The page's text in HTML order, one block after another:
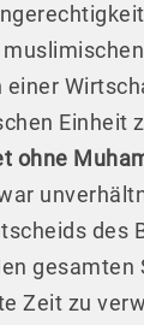
einer
Einheit
ohne
des
gesamten
Zeit zu